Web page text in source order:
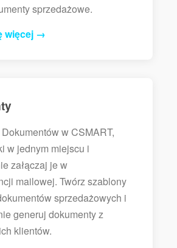
sprzedażowe.
więcej →
w CSMART,
w jednym miejscu i
załączaj je w
mailowej. Twórz szablony
sprzedażowych i
generuj dokumenty z
klientów.